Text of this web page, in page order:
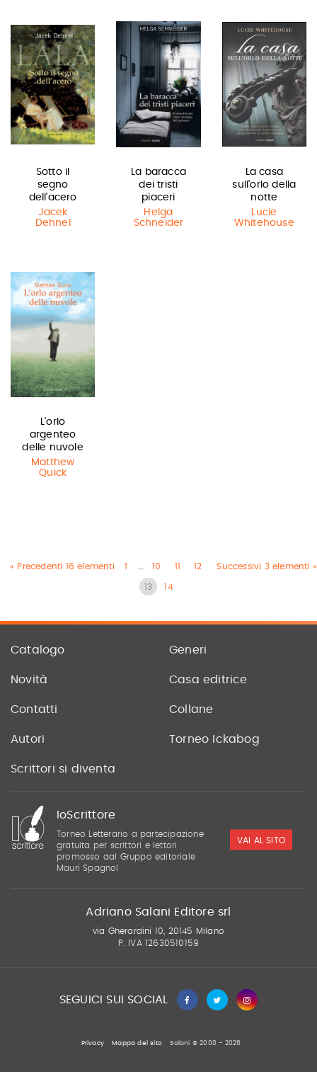
Sotto il
segno
dell'acero
Jacek
Dehnel
La baracca
dei tristi
piaceri
Helga
Schneider
La casa
sull'orlo della
notte
Lucie
Whitehouse
L'orlo
argenteo
delle nuvole
Matthew
Quick
« Precedenti 16 elementi Successivi 3 elementi »
1 10 11 12
13 14
Catalogo Generi
Novità Casa editrice
Contatti Collane
Autori Torneo Ickabog
Scrittori si diventa
IoScrittore
Torneo Letterario a partecipazione
gratuita per scrittori e lettori
promosso dal Gruppo editoriale
Mauri Spagnol
VAI AL SITO
Adriano Salani Editore srl
via Gherardini 10, 20145 Milano
P. IVA 12630510159
SEGUICI SUI SOCIAL
Privacy Mappa del sito Salani © 2000 - 2026